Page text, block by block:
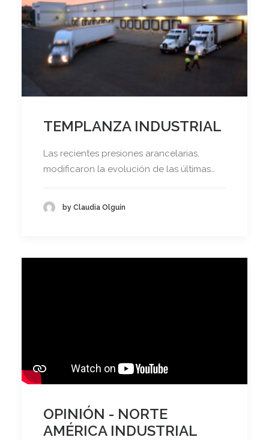
TEMPLANZA INDUSTRIAL
Las recientes presiones arancelarias,
modificaron la evolución de las últimas…
by Claudia Olguín
OPINIÓN - NORTE
AMÉRICA INDUSTRIAL